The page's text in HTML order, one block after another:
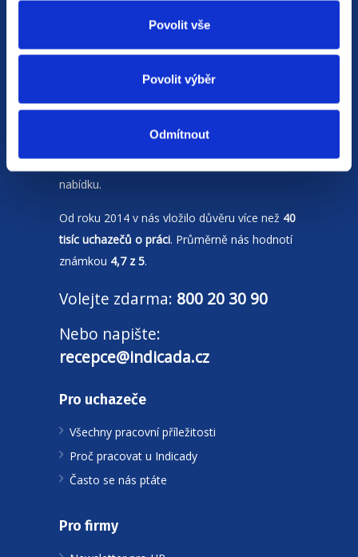
Povolit vše
Povolit výběr
Odmítnout
Moravskoslezském krajia Polsku. Zakládáme
společného rozhovoru se snažíme doporučit
a zprostředkovat tu nejvhodnější pracovní
nabídku.
Od roku 2014 v nás vložilo důvěru více než 40
tisíc uchazečů o práci. Průměrně nás hodnotí
známkou 4,7 z 5.
Volejte zdarma: 800 20 30 90
Nebo napište:
recepce@indicada.cz
Pro uchazeče
Všechny pracovní příležitosti
Proč pracovat u Indicady
Často se nás ptáte
Pro firmy